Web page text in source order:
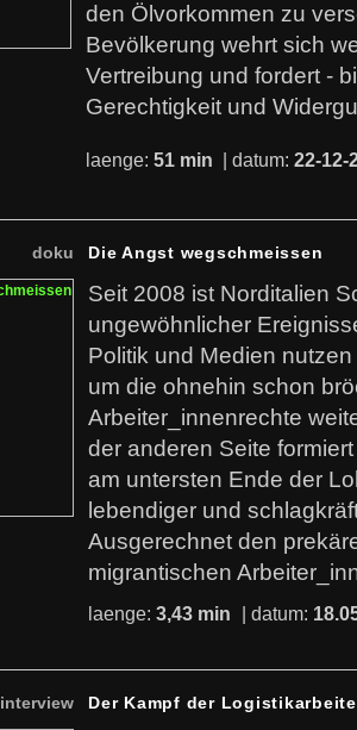
den Ölvorkommen zu
Bevölkerung wehrt sich
Vertreibung und fordert -
Gerechtigkeit und
laenge: 51 min | datum: 22-12-
doku Die Angst wegschmeissen
Seit 2008 ist Norditalien
ungewöhnlicher
Politik und Medien
um die ohnehin schon
Arbeiter_innenrechte
der anderen Seite
am untersten Ende der
lebendiger und
Ausgerechnet den
migrantischen
laenge: 3,43 min | datum:
interview Der Kampf der